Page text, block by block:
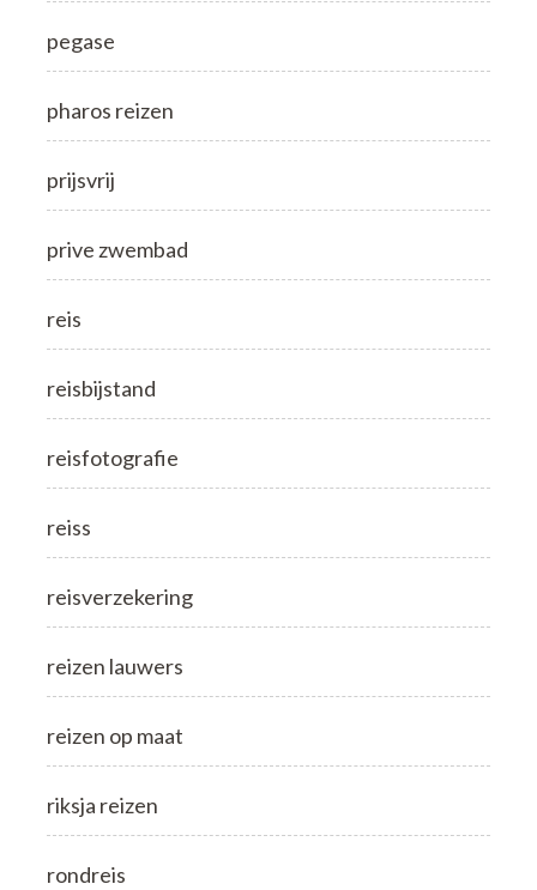
pegase
pharos reizen
prijsvrij
prive zwembad
reis
reisbijstand
reisfotografie
reiss
reisverzekering
reizen lauwers
reizen op maat
riksja reizen
rondreis